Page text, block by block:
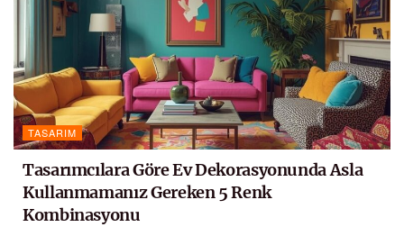
TASARIM
Tasarımcılara Göre Ev Dekorasyonunda Asla
Kullanmamanız Gereken 5 Renk
Kombinasyonu